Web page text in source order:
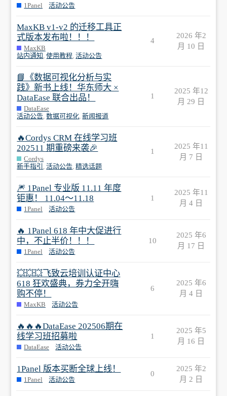
1Panel 活动公告
MaxKB v1-v2 的迁移工具正
式版本发布啦！！！
MaxKB
站内通知 ,使用教程,活动公告
4
2026 年2
月 10 日
📘《数据可视化分析与实
践》新书上线！华东师大 ×
DataEase 联合出品！
DataEase
活动公告,数据可视化,新闻报道
1
2025 年12
月 29 日
🔥Cordys CRM 在线学习班
202511 期重磅来袭🎉
Cordys
新手指引 ,活动公告,精选话题
1
2025 年11
月 7 日
🎆 1Panel 专业版 11.11 年度
钜惠！ 11.04～11.18
1Panel 活动公告
1
2025 年11
月 4 日
🔥 1Panel 618 年中大促进行
中，不止半价！！！
1Panel 活动公告
10
2025 年6
月 17 日
💥💥💥飞致云培训认证中心
618 狂欢盛典，券力全开嗨
购不停！
MaxKB 活动公告
6
2025 年6
月 4 日
🔥🔥🔥DataEase 202506期在
线学习班招募啦
DataEase 活动公告
1
2025 年5
月 16 日
1Panel 版本买断全球上线！
1Panel 活动公告
0
2025 年2
月 2 日